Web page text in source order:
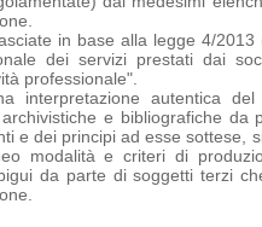
in base alla legge 4/
dei servizi prestati dai
professionale".
interpretazione autentica
e bibliografiche da
e dei principi ad esse sottese,
modalità e criteri di
da parte di soggetti terzi